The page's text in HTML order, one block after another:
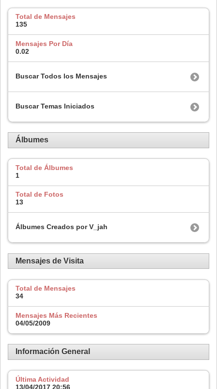
Total de Mensajes
135
Mensajes Por Día
0.02
Buscar Todos los Mensajes
Buscar Temas Iniciados
Álbumes
Total de Álbumes
1
Total de Fotos
13
Álbumes Creados por V_jah
Mensajes de Visita
Total de Mensajes
34
Mensajes Más Recientes
04/05/2009
Información General
Última Actividad
13/04/2017 20:56